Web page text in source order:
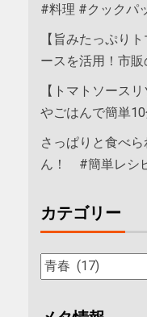
#料理 #クックパ
【旨みたっぷり
ースを活用！市販
【トマトソース
やごはんで簡単10
さっぱりと食べ
ん！ #簡単レシ
カテゴリー